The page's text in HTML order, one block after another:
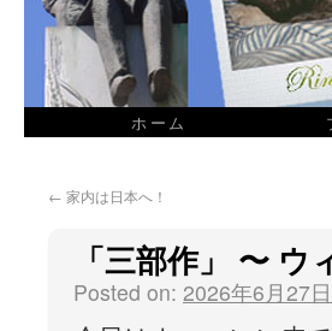
ホーム
← 家内は日本へ！
「三部作」 〜
Posted on: 2026年6月27日